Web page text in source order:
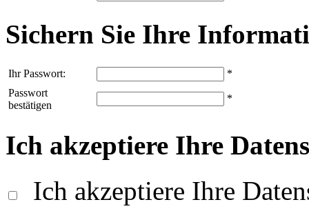
Sichern Sie Ihre
Ihr Passwort:
*
Passwort
bestätigen
*
Ich akzeptiere Ihre
Ich akzeptiere Ihre